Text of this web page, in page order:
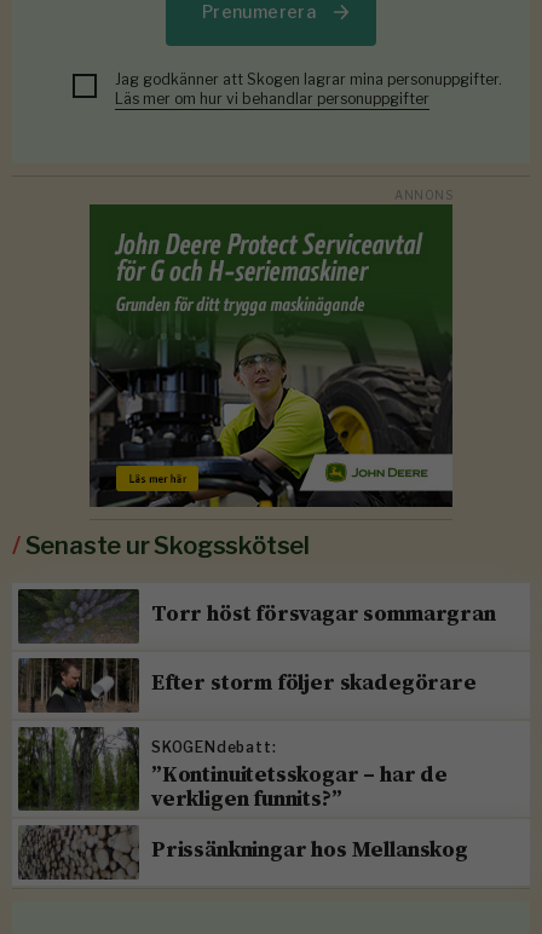
Prenumerera
Jag godkänner att Skogen lagrar mina personuppgifter.
Läs mer om hur vi behandlar personuppgifter
/Senaste ur Skogsskötsel
Torr höst försvagar sommargran
Efter storm följer skadegörare
SKOGENdebatt:
”Kontinuitetsskogar – har de
verkligen funnits?”
Prissänkningar hos Mellanskog